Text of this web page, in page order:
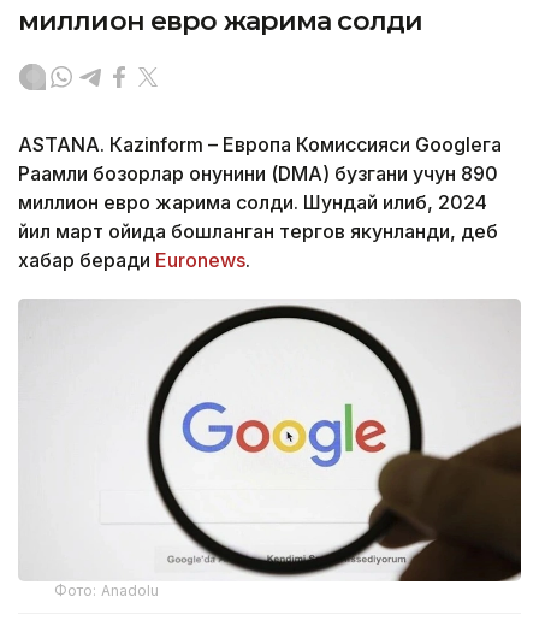
миллион евро жарима солди
ASTANА. Кazinform – Европа Комиссияси Googleга
Рақамли бозорлар қонунини (DMA) бузгани учун 890
миллион евро жарима солди. Шундай қилиб, 2024
йил март ойида бошланган тергов якунланди, деб
хабар беради Euronews.
Фото: Аnadolu